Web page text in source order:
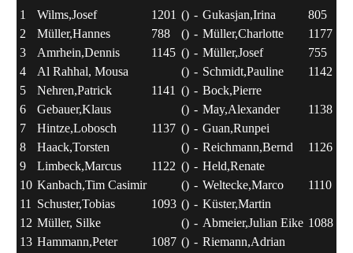
1 Wilms,Josef 1201 () - Gukasjan,Irina 805
2
Müller,Hannes 788 () - Müller,Charlotte 1177
3
Amrhein,Dennis 1145 () - Müller,Josef 755
4
Al Rahhal, Mousa () - Schmidt,Pauline 1142
5
Nehren,Patrick 1141 () - Bock,Pierre
6
Gebauer,Klaus () - May,Alexander 1138
7
Hintze,Lobosch 1137 () - Guan,Runpei
8
Haack,Torsten () - Reichmann,Bernd 1126
9
Limbeck,Marcus 1122 () - Held,Renate
10 Kanbach,Tim Casimir () - Weltecke,Marco 1110
11
Schuster,Tobias 1093 () - Küster,Martin
12 Müller, Silke () - Abmeier,Julian Eike 1088
13 Hammann,Peter 1087 () - Riemann,Adrian